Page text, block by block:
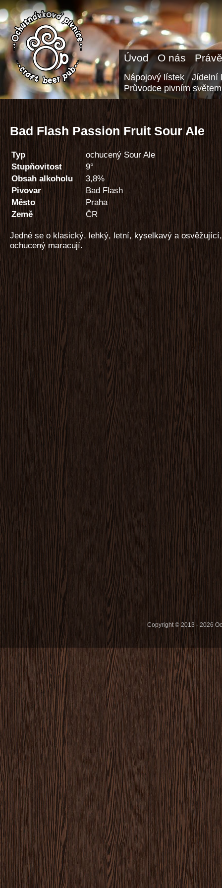
Úvod O nás
Nápojový lístek
Jídelní
Průvodce pivním světem
Bad Flash Passion Fruit Sour Ale
Typ
ochucený Sour Ale
Stupňovitost
9°
Obsah alkoholu
3,8%
Pivovar
Bad Flash
Město
Praha
Země
ČR
Jedné se o klasický, lehký, letní, kyselkavý a
ochucený maracují.
Copyright © 2013 - 2026